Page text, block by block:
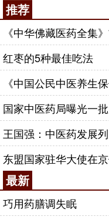
推荐
《中华佛藏医药全集
红枣的5种最佳吃法
《中国公民中医养生
国家中医药局曝光一
王国强：中医药发展
东盟国家驻华大使在
最新
巧用药膳调失眠